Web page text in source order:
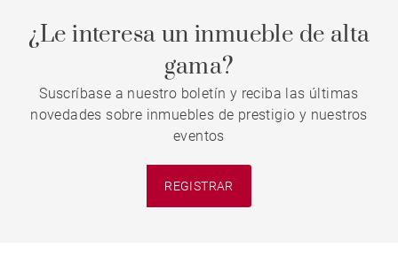
¿Le interesa un inmueble de alta
gama?
Suscríbase a nuestro boletín y reciba las últimas
novedades sobre inmuebles de prestigio y nuestros
eventos
REGISTRAR